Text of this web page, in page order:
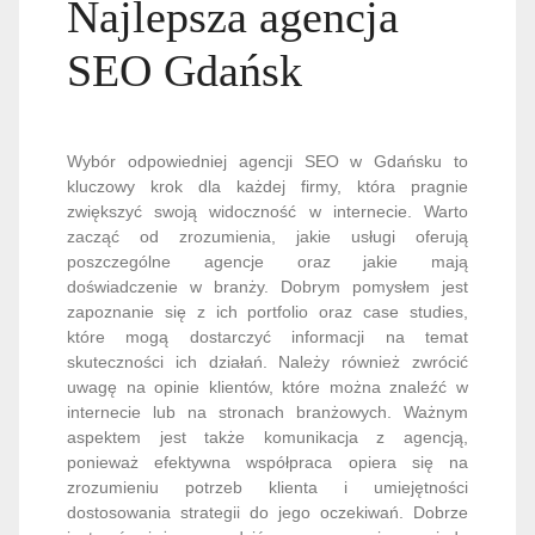
Najlepsza agencja
SEO Gdańsk
Wybór odpowiedniej agencji SEO w Gdańsku to
kluczowy krok dla każdej firmy, która pragnie
zwiększyć swoją widoczność w internecie. Warto
zacząć od zrozumienia, jakie usługi oferują
poszczególne agencje oraz jakie mają
doświadczenie w branży. Dobrym pomysłem jest
zapoznanie się z ich portfolio oraz case studies,
które mogą dostarczyć informacji na temat
skuteczności ich działań. Należy również zwrócić
uwagę na opinie klientów, które można znaleźć w
internecie lub na stronach branżowych. Ważnym
aspektem jest także komunikacja z agencją,
ponieważ efektywna współpraca opiera się na
zrozumieniu potrzeb klienta i umiejętności
dostosowania strategii do jego oczekiwań. Dobrze